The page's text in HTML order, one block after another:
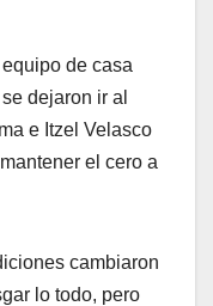
de casa
dejaron ir al
e Itzel Velasco
el cero a
cambiaron
lo todo, pero